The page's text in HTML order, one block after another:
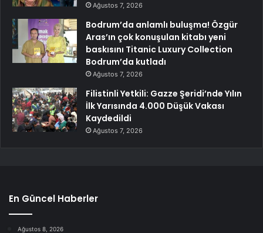
Ağustos 7, 2026
Bodrum’da anlamlı buluşma! Özgür
Aras’ın çok konuşulan kitabı yeni
baskısını Titanic Luxury Collection
Bodrum’da kutladı
Ağustos 7, 2026
Filistinli Yetkili: Gazze Şeridi’nde Yılın
İlk Yarısında 4.000 Düşük Vakası
Kaydedildi
Ağustos 7, 2026
En Güncel Haberler
Ağustos 8, 2026